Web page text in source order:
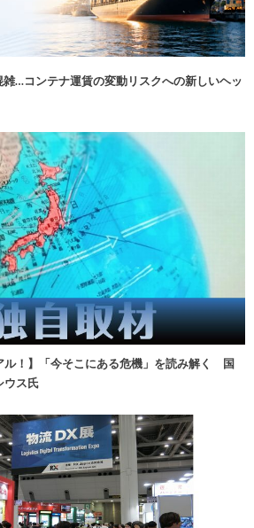
…コンテナ運賃の変動リスクへの新しいヘッ
ル！】「今そこにある危機」を読み解く 国
ウス氏